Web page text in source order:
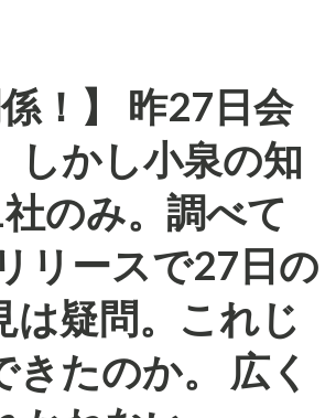
！】 昨27日会
しかし小泉の知
のみ。調べて
リースで27日の
は疑問。これじ
たのか。 広く